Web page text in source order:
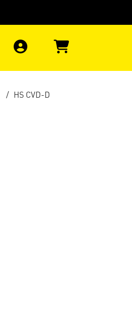
HS CVD-D